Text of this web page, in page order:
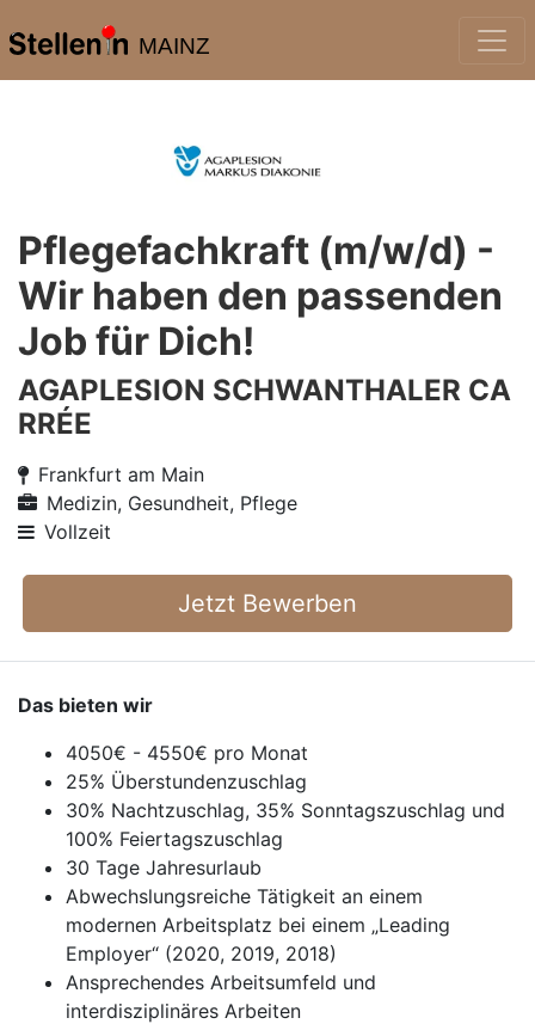
MAINZ
Pflegefachkraft (m/w/d) -
Wir haben den passenden
Job für Dich!
AGAPLESION SCHWANTHALER CA
RRÉE
Frankfurt am Main
Medizin, Gesundheit, Pflege
Vollzeit
Jetzt Bewerben
Das bieten wir
4050€ - 4550€ pro Monat
25% Überstundenzuschlag
30% Nachtzuschlag, 35% Sonntagszuschlag und
100% Feiertagszuschlag
30 Tage Jahresurlaub
Abwechslungsreiche Tätigkeit an einem
modernen Arbeitsplatz bei einem „Leading
Employer“ (2020, 2019, 2018)
Ansprechendes Arbeitsumfeld und
interdisziplinäres Arbeiten